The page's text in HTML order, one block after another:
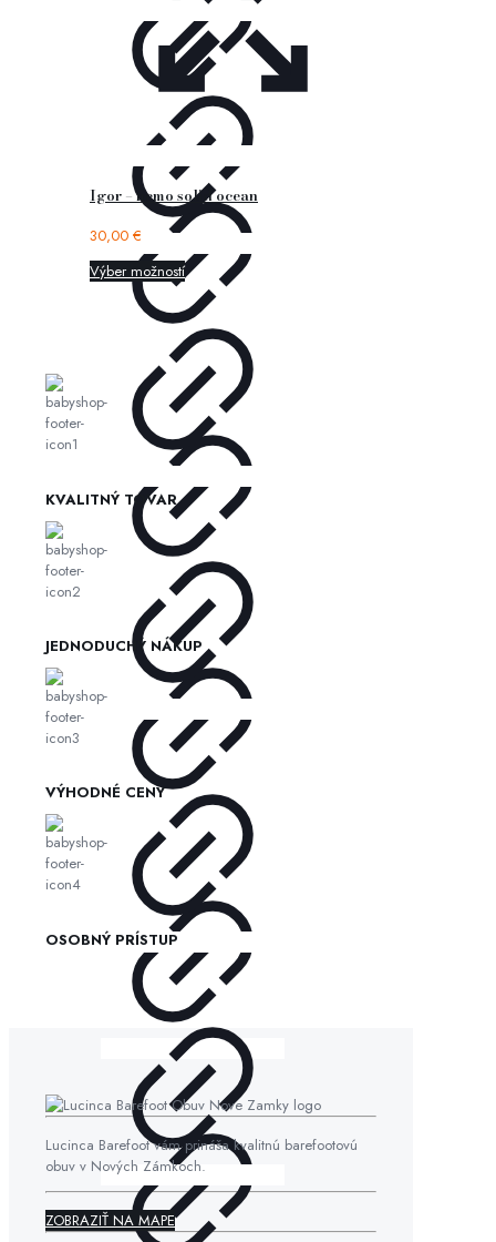
Igor – nemo solid ocean
30,00 €
Výber možností
KVALITNÝ TOVAR
JEDNODUCHÝ NÁKUP
VÝHODNÉ CENY
OSOBNÝ PRÍSTUP
Lucinca Barefoot vám prináša kvalitnú barefootovú
obuv v Nových Zámkoch.
ZOBRAZIŤ NA MAPE